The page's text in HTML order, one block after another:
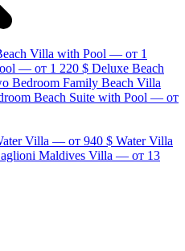
Villa with Pool — от 1
— от 1 220 $ Deluxe Beach
Bedroom Family Beach Villa
Beach Suite with Pool — от
Villa — от 940 $ Water Villa
Maldives Villa — от 13